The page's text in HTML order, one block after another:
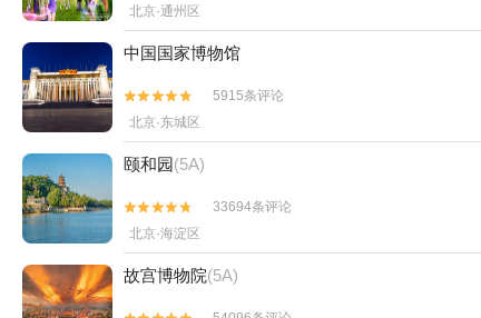
北京·通州区
中国国家博物馆


5915条评论
北京·东城区
颐和园(5A)


33694条评论
北京·海淀区
故宫博物院(5A)